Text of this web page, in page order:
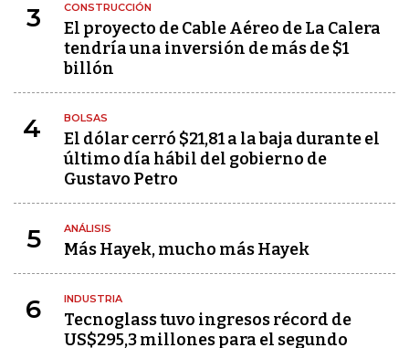
3 CONSTRUCCIÓN
El proyecto de Cable Aéreo de La Calera
tendría una inversión de más de $1
billón
4 BOLSAS
El dólar cerró $21,81 a la baja durante el
último día hábil del gobierno de
Gustavo Petro
5 ANÁLISIS
Más Hayek, mucho más Hayek
6 INDUSTRIA
Tecnoglass tuvo ingresos récord de
US$295,3 millones para el segundo